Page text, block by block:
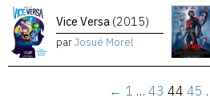
Vice Versa (2015)
parJosué Morel
← 1 … 43 44 45